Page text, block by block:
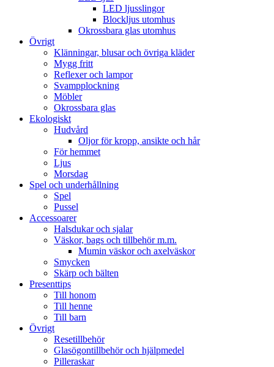
LED ljusslingor
Blockljus utomhus
Okrossbara glas utomhus
Övrigt
Klänningar, blusar och övriga kläder
Mygg fritt
Reflexer och lampor
Svampplockning
Möbler
Okrossbara glas
Ekologiskt
Hudvård
Oljor för kropp, ansikte och hår
För hemmet
Ljus
Morsdag
Spel och underhållning
Spel
Pussel
Accessoarer
Halsdukar och sjalar
Väskor, bags och tillbehör m.m.
Mumin väskor och axelväskor
Smycken
Skärp och bälten
Presenttips
Till honom
Till henne
Till barn
Övrigt
Resetillbehör
Glasögontillbehör och hjälpmedel
Pilleraskar